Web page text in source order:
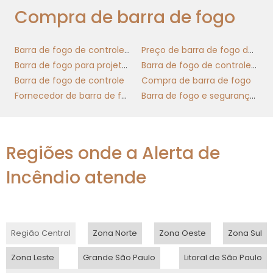
específicas conforme as necessidades do seu
ATENDIMENTO
PERSONALIZADO PARA SUA
EMPRESA
desenvolvimento doSolucionador Pro
Oferecemos atendimento personalizado para
cada cliente, com o objetivo de compreender
para auxiliar você a explorar ao máximo o
potencial da nossa ferramenta, garantindo
que os resultados se alinhem com suas
Compra de barra de fogo
Barra de fogo de controle para indústria
Preço de barra de fogo de controle
Barra de fogo para projetos de incêndio
Barra de fogo de controle nacional
Barra de fogo de controle
Compra de barra de fogo
Fornecedor de barra de fogo
Barra de fogo e segurança contra incêndio
Regiões onde a Alerta de
Incêndio atende
Região Central Zona Norte Zona Oeste Zona Sul
Zona Leste Grande São Paulo Litoral de São Paulo